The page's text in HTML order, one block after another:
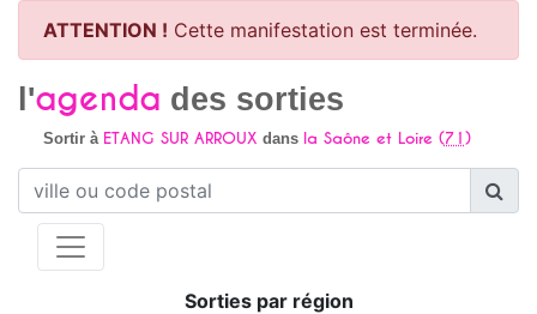
ATTENTION ! Cette manifestation est terminée.
l'agenda des sorties
Sortir à ETANG SUR ARROUX dans la Saône et Loire (71)
Sorties par région